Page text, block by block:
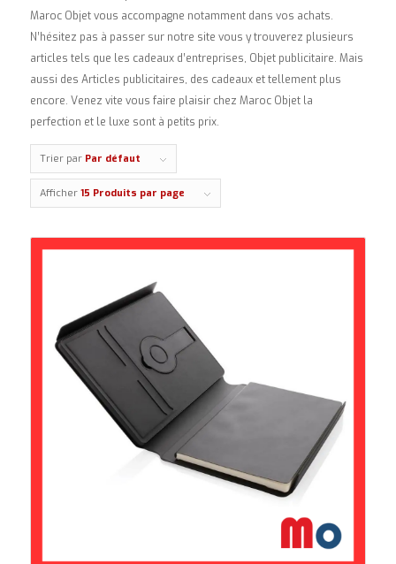
Maroc Objet vous accompagne notamment dans vos achats.
N’hésitez pas à passer sur notre site vous y trouverez plusieurs
articles tels que les cadeaux d’entreprises, Objet publicitaire. Mais
aussi des Articles publicitaires, des cadeaux et tellement plus
encore. Venez vite vous faire plaisir chez Maroc Objet la
perfection et le luxe sont à petits prix.
Trier par Par défaut
Afficher 15 Produits par page